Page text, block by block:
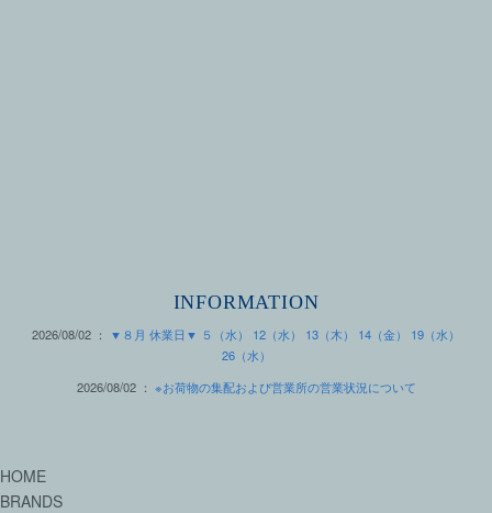
INFORMATION
2026/08/02 ：
▼８月 休業日▼ ５（水） 12（水） 13（木） 14（金） 19（水）
26（水）
2026/08/02 ： ※お荷物の集配および営業所の営業状況について
HOME
BRANDS